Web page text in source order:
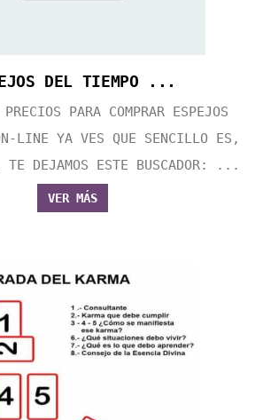
DEL TIEMPO ...
PARA COMPRAR ESPEJOS
LINE YA VES QUE SENCILLO ES,
TE DEJAMOS ESTE BUSCADOR: ...
VER MÁS